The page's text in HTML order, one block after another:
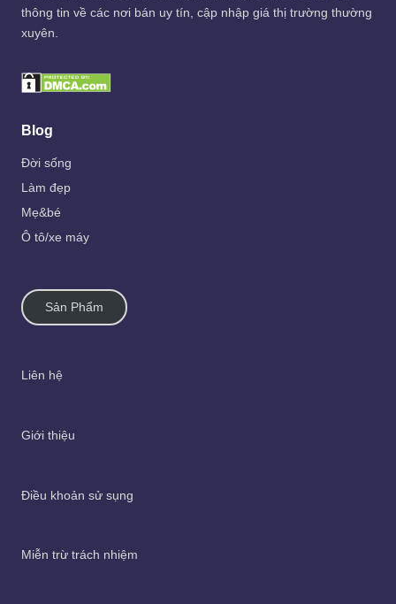
thông tin về các nơi bán uy tín, cập nhập giá thị trường thường
xuyên.
Blog
Đời sống
Làm đẹp
Mẹ&bé
Ô tô/xe máy
Sản Phẩm
Liên hệ
Giới thiệu
Điều khoản sử sụng
Miễn trừ trách nhiệm